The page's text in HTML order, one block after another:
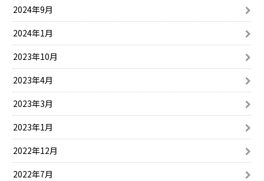
2024年9月
2024年1月
2023年10月
2023年4月
2023年3月
2023年1月
2022年12月
2022年7月